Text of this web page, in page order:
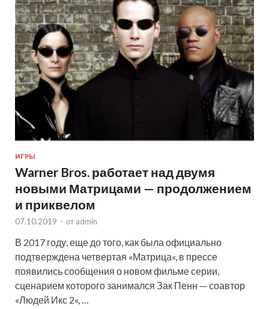
ИГРЫ
Warner Bros. работает над двумя
новыми Матрицами — продолжением
и приквелом
07.10.2019 - от admin
В 2017 году, еще до того, как была официально
подтверждена четвертая «Матрица«, в прессе
появились сообщения о новом фильме серии,
сценарием которого занимался Зак Пенн — соавтор
«Людей Икс 2«, …